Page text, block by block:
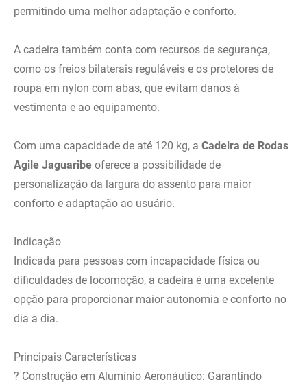
permitindo uma melhor adaptação e conforto.
A cadeira também conta com recursos de segurança,
como os freios bilaterais reguláveis e os protetores de
roupa em nylon com abas, que evitam danos à
vestimenta e ao equipamento.
Com uma capacidade de até 120 kg, a Cadeira de Rodas
Agile Jaguaribe oferece a possibilidade de
personalização da largura do assento para maior
conforto e adaptação ao usuário.
Indicação
Indicada para pessoas com incapacidade física ou
dificuldades de locomoção, a cadeira é uma excelente
opção para proporcionar maior autonomia e conforto no
dia a dia.
Principais Características
? Construção em Alumínio Aeronáutico: Garantindo